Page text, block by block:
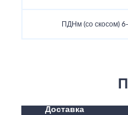
ПДНм (со скосом)
Доставка